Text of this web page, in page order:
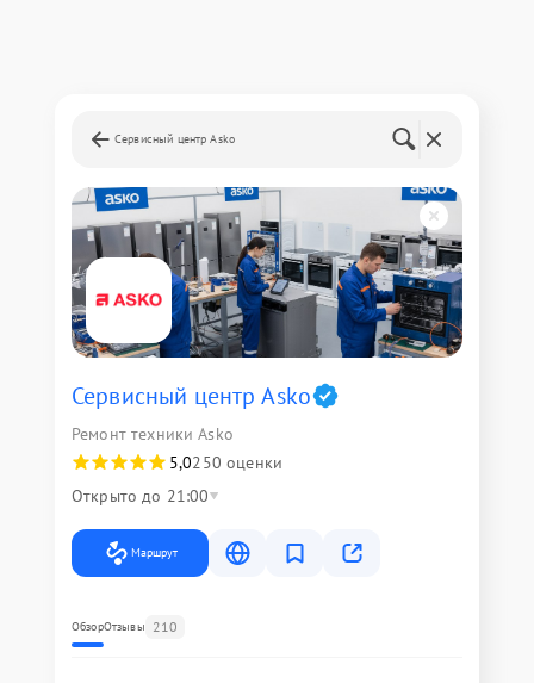
Сервисный центр Asko
Сервисный центр Asko
Ремонт техники Asko
5,0250 оценки
Открыто до 21:00
Маршрут
ОбзорОтзывы 210